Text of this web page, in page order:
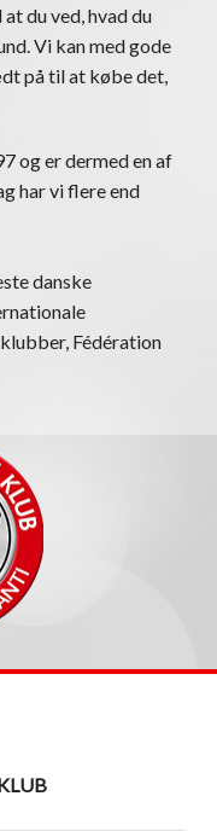
du ved, hvad du
Vi kan med gode
på til at købe det,
og er dermed en af
har vi flere end
danske
Fédération